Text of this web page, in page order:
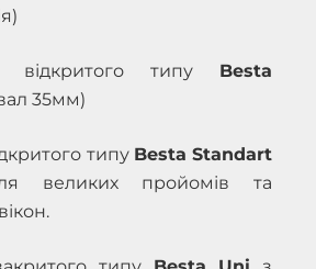
відкритого типу Besta
35мм)
типу Besta Standart
великих пройомів та